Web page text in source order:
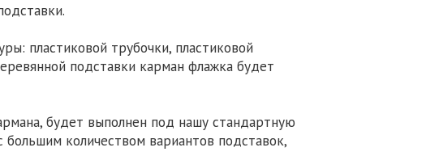
пластиковой трубочки, пластиковой
подставки карман флажка будет
будет выполнен под нашу стандартную
большим количеством вариантов подставок,